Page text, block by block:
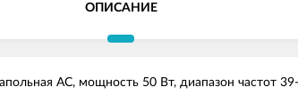
ОПИСАНИЕ
АС, мощность 50 Вт, диапазон частот